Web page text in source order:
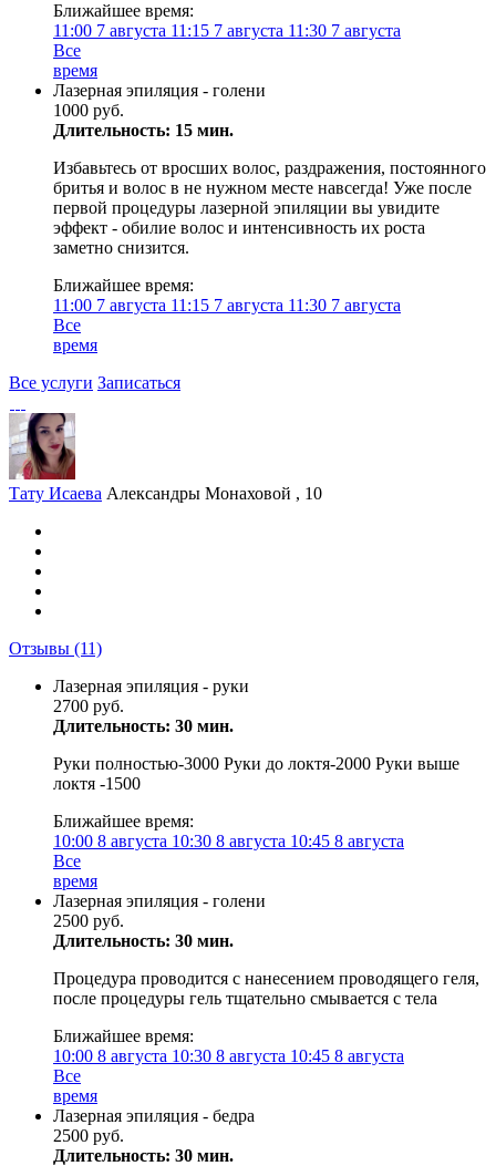
Ближайшее время:
11:00 7 августа 11:15 7 августа 11:30 7 августа
Все
время
Лазерная эпиляция - голени
1000 руб.
Длительность: 15 мин.
Избавьтесь от вросших волос, раздражения, постоянного
бритья и волос в не нужном месте навсегда! Уже после
первой процедуры лазерной эпиляции вы увидите
эффект - обилие волос и интенсивность их роста
заметно снизится.
Ближайшее время:
11:00 7 августа 11:15 7 августа 11:30 7 августа
Все
время
Все услуги Записаться
Тату Исаева Александры Монаховой , 10
Отзывы (11)
Лазерная эпиляция - руки
2700 руб.
Длительность: 30 мин.
Руки полностью-3000 Руки до локтя-2000 Руки выше
локтя -1500
Ближайшее время:
10:00 8 августа 10:30 8 августа 10:45 8 августа
Все
время
Лазерная эпиляция - голени
2500 руб.
Длительность: 30 мин.
Процедура проводится с нанесением проводящего геля,
после процедуры гель тщательно смывается с тела
Ближайшее время:
10:00 8 августа 10:30 8 августа 10:45 8 августа
Все
время
Лазерная эпиляция - бедра
2500 руб.
Длительность: 30 мин.